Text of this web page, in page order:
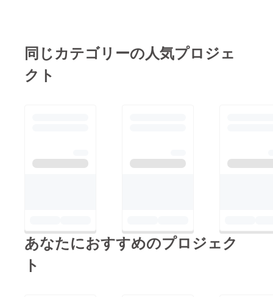
同じカテゴリーの人気プロジェ
クト
あなたにおすすめのプロジェク
ト